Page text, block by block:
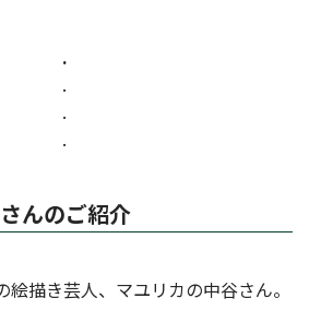
.
.
.
.
んのご紹介
描き芸人、マユリカの中谷さん。